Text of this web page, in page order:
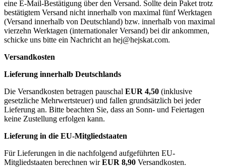
eine E-Mail-Bestätigung über den Versand. Sollte dein Paket trotz
bestätigtem Versand nicht innerhalb von maximal fünf Werktagen
(Versand innerhalb von Deutschland) bzw. innerhalb von maximal
vierzehn Werktagen (internationaler Versand) bei dir ankommen,
schicke uns bitte ein Nachricht an hej@hejskat.com.
Versandkosten
Lieferung innerhalb Deutschlands
Die Versandkosten betragen pauschal EUR 4,50 (inklusive
gesetzliche Mehrwertsteuer) und fallen grundsätzlich bei jeder
Lieferung an. Bitte beachten Sie, dass an Sonn- und Feiertagen
keine Zustellung erfolgen kann.
Lieferung in die EU-Mitgliedstaaten
Für Lieferungen in die nachfolgend aufgeführten EU-
Mitgliedstaaten berechnen wirEUR 8,90 Versandkosten.